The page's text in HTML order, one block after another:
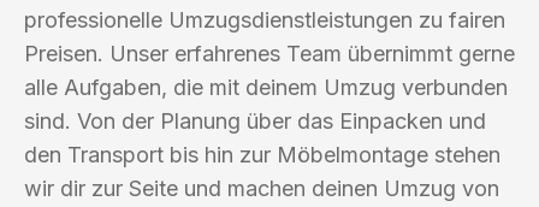
professionelle Umzugsdienstleistungen zu fairen
Preisen. Unser erfahrenes Team übernimmt gerne
alle Aufgaben, die mit deinem Umzug verbunden
sind. Von der Planung über das Einpacken und
den Transport bis hin zur Möbelmontage stehen
wir dir zur Seite und machen deinen Umzug von